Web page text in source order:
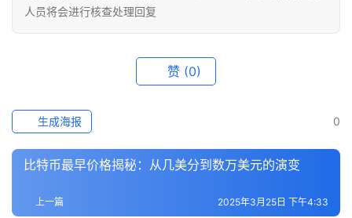
题
百
科
人员将会进行核查处理回复
赞 (0)
0
生成海报
比特币最早价格揭秘：从几美分到数万美元的演变
上一篇 2025年3月25日 下午4:33